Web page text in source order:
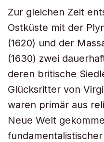
Zur gleichen Zeit
Ostküste mit der
(1620) und der
(1630) zwei
deren britische
Glücksritter von
waren primär aus
Neue Welt